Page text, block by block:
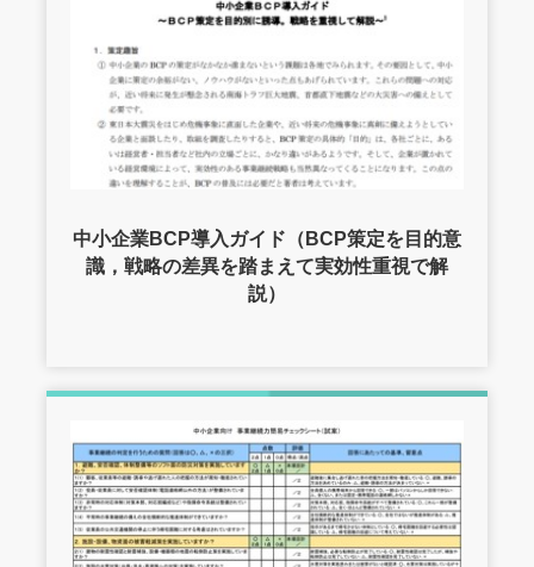
中小企業BCP導入ガイド（BCP策定を目的意
識，戦略の差異を踏まえて実効性重視で解
説）